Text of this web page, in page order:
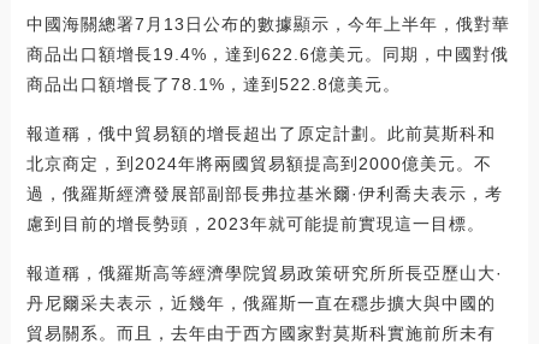
中國海關總署7月13日公布的數據顯示，今年上半年，俄對華
商品出口額增長19.4%，達到622.6億美元。同期，中國對俄
商品出口額增長了78.1%，達到522.8億美元。
報道稱，俄中貿易額的增長超出了原定計劃。此前莫斯科和
北京商定，到2024年將兩國貿易額提高到2000億美元。不
過，俄羅斯經濟發展部副部長弗拉基米爾·伊利喬夫表示，考
慮到目前的增長勢頭，2023年就可能提前實現這一目標。
報道稱，俄羅斯高等經濟學院貿易政策研究所所長亞歷山大·
丹尼爾采夫表示，近幾年，俄羅斯一直在穩步擴大與中國的
貿易關系。而且，去年由于西方國家對莫斯科實施前所未有